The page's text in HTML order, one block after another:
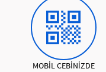
MOBİL CEBİNİZDE